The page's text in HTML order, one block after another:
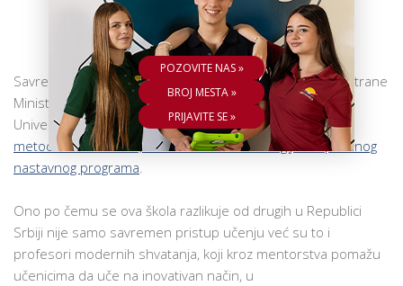
Stvarno drugačija srednja škola
Savremena gimnazija je srednja škola akreditovana od strane
Ministarstva nauke, prosvete i tehnološkog razvoja i
Univerziteta u Kembridžu i predstavljaspoj svetskih
metodičkih trendova, informacionih tehnologija i naprednog
nastavnog programa.
Ono po čemu se ova škola razlikuje od drugih u Republici
Srbiji nije samo savremen pristup učenju već su to i
profesori modernih shvatanja, koji kroz mentorstva pomažu
učenicima da uče na inovativan način, u
POZOVITE NAS »
BROJ MESTA »
PRIJAVITE SE »